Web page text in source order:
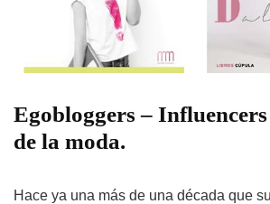
Egobloggers –
de la moda.
Hace ya una más de una década que